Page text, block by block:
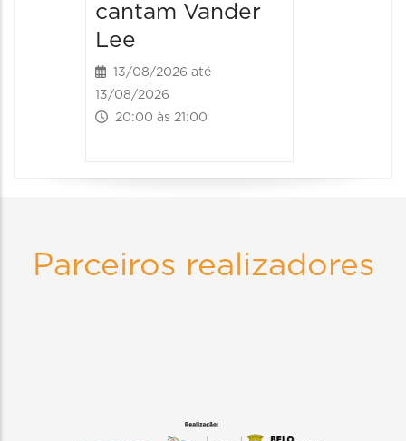
cantam Vander
Lee
13/08/2026 até
13/08/2026
20:00 às 21:00
Parceiros realizadores